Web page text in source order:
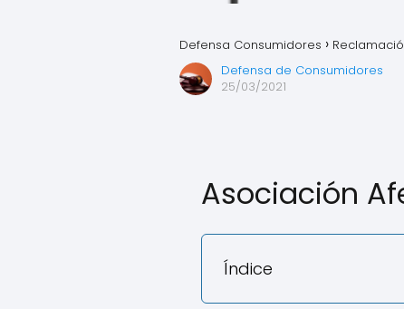
Defensa Consumidores
Defensa de Consumidores
25/03/2021
Asociación
Índice